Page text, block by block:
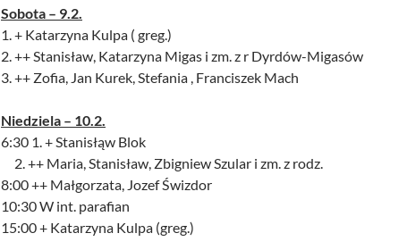
Sobota – 9.2.
1. + Katarzyna Kulpa ( greg.)
2. ++ Stanisław, Katarzyna Migas i zm. z r Dyrdów-Migasów
3. ++ Zofia, Jan Kurek, Stefania , Franciszek Mach
Niedziela – 10.2.
6:30 1. + Stanisłąw Blok
2. ++ Maria, Stanisław, Zbigniew Szular i zm. z rodz.
8:00 ++ Małgorzata, Jozef Świzdor
10:30 W int. parafian
15:00 + Katarzyna Kulpa (greg.)